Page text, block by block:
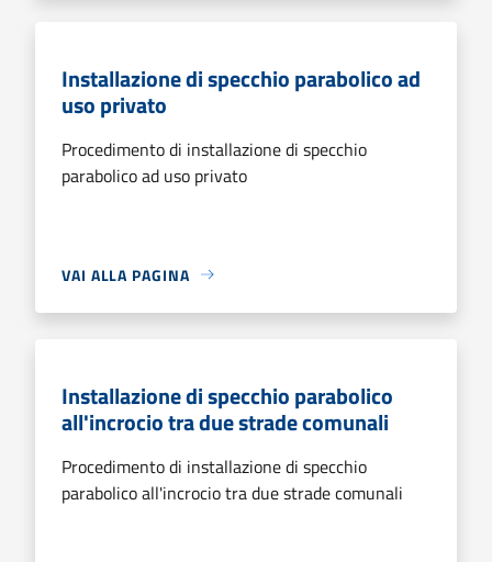
Installazione di specchio parabolico ad
uso privato
Procedimento di installazione di specchio
parabolico ad uso privato
VAI ALLA PAGINA
Installazione di specchio parabolico
all'incrocio tra due strade comunali
Procedimento di installazione di specchio
parabolico all'incrocio tra due strade comunali